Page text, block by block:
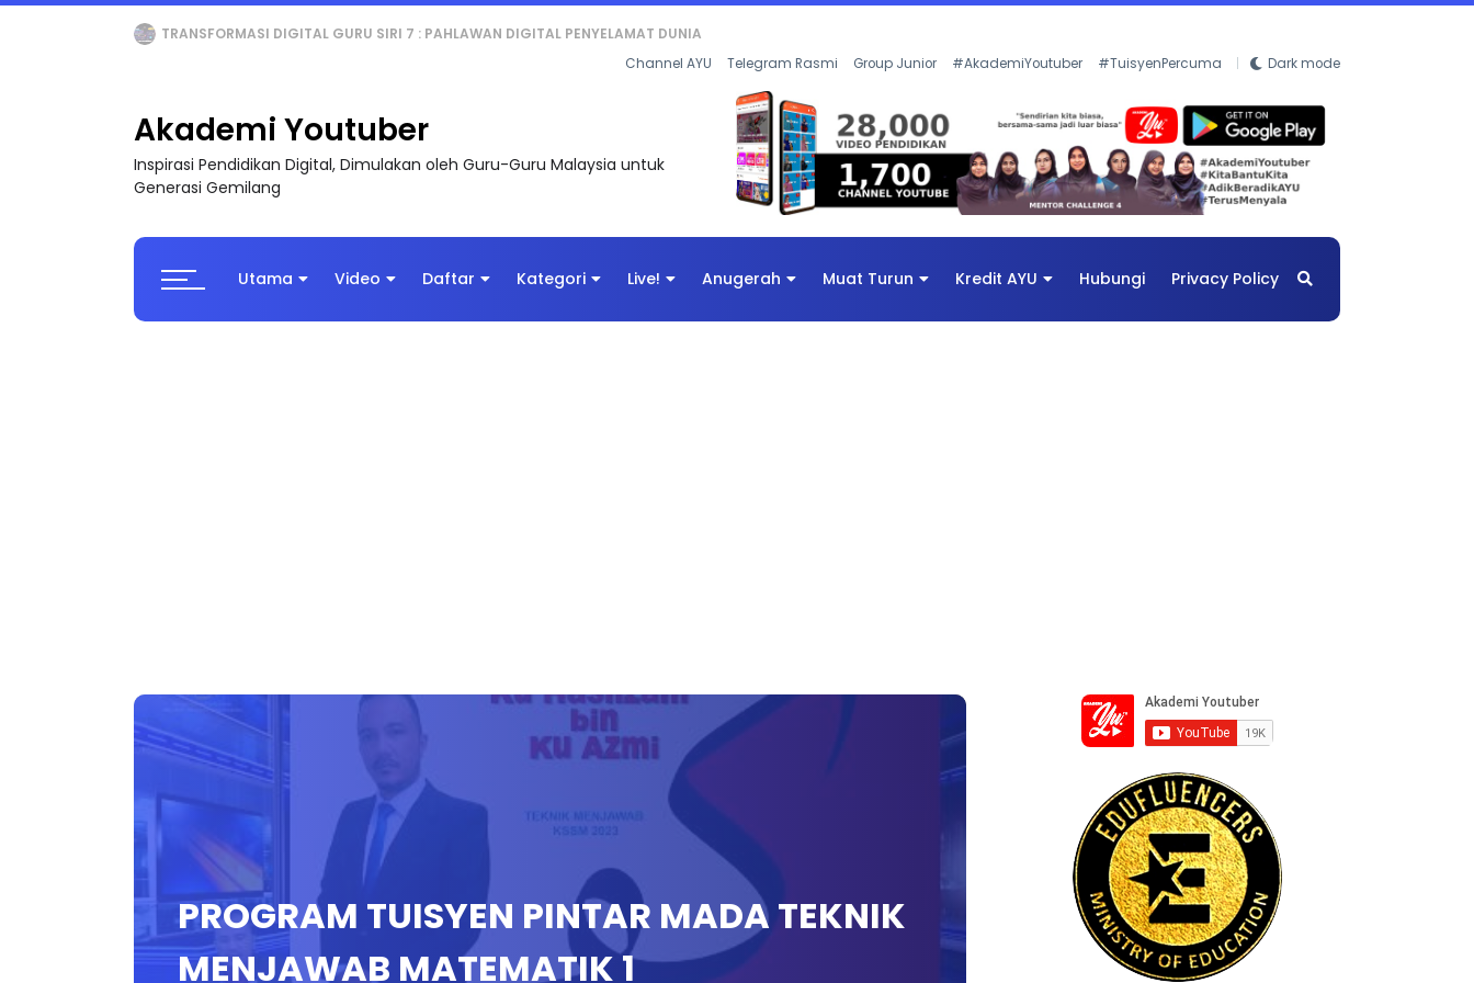
TRANSFORMASI DIGITAL GURU SIRI 7 : PAHLAWAN DIGITAL PENYELAMAT DUNIA
Channel AYU Telegram Rasmi Group Junior #AkademiYoutuber #TuisyenPercuma Dark mode
Akademi Youtuber
Inspirasi Pendidikan Digital, Dimulakan oleh Guru-Guru Malaysia untuk
Generasi Gemilang
Utama Video Daftar Kategori Live! Anugerah Muat Turun Kredit AYU Hubungi Privacy Policy
PROGRAM TUISYEN PINTAR MADA TEKNIK
MENJAWAB MATEMATIK 1